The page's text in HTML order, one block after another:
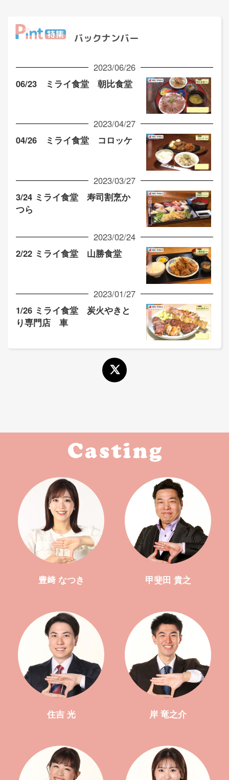
バックナンバー
2023/06/26
06/23 ミライ食堂 朝比食堂
2023/04/27
04/26 ミライ食堂 コロッケ
2023/03/27
3/24 ミライ食堂 寿司割烹か
つら
2023/02/24
2/22 ミライ食堂 山勝食堂
2023/01/27
1/26 ミライ食堂 炭火やきと
り専門店 車
豊﨑 なつき 甲斐田 貴之
住吉 光 岸 竜之介